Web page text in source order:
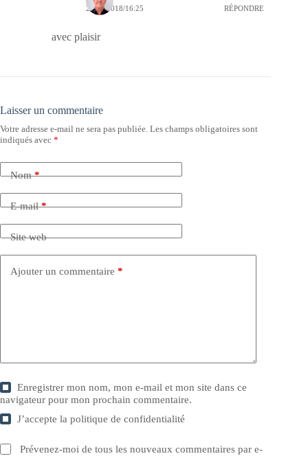
26/08/2018/16:25 RÉPONDRE
avec plaisir
Laisser un commentaire
Votre adresse e-mail ne sera pas publiée. Les champs obligatoires sont
indiqués avec *
Nom*
E-mail*
Site web
Ajouter un commentaire *
Enregistrer mon nom, mon e-mail et mon site dans ce
navigateur pour mon prochain commentaire.
J’accepte lapolitique de confidentialité
Prévenez-moi de tous les nouveaux commentaires par e-